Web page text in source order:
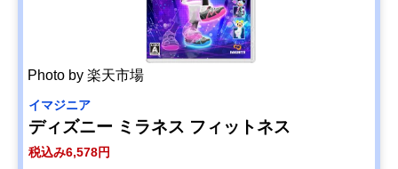
Photo by 楽天市場
イマジニア
ディズニー ミラネス フィットネス
税込み6,578円